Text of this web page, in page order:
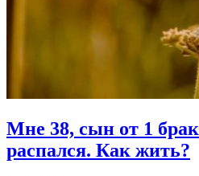
Мне 38, сын от 1
распался. Как жить?